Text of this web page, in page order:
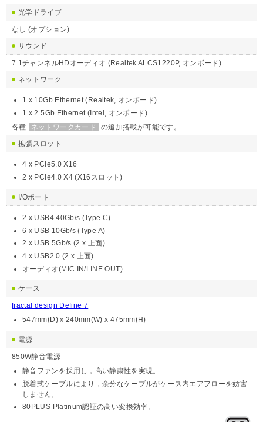
光学ドライブ
なし (オプション)
サウンド
7.1チャンネルHDオーディオ (Realtek ALCS1220P, オンボード)
ネットワーク
1 x 10Gb Ethernet (Realtek, オンボード)
1 x 2.5Gb Ethernet (Intel, オンボード)
各種
ネットワークカード の追加搭載が可能です。
拡張スロット
4 x PCIe5.0 X16
2 x PCIe4.0 X4 (X16スロット)
I/Oポート
2 x USB4 40Gb/s (Type C)
6 x USB 10Gb/s (Type A)
2 x USB 5Gb/s (2 x 上面)
4 x USB2.0 (2 x 上面)
オーディオ(MIC IN/LINE OUT)
ケース
fractal design Define 7
547mm(D) x 240mm(W) x 475mm(H)
電源
850W静音電源
静音ファンを採用し，高い静粛性を実現。
脱着式ケーブルにより，余分なケーブルがケース内エアフローを妨害
しません。
80PLUS Platinum認証の高い変換効率。